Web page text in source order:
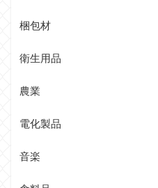
梱包材
衛生用品
農業
電化製品
音楽